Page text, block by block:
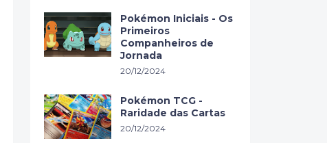
Pokémon Iniciais - Os
Primeiros
Companheiros de
Jornada
20/12/2024
Pokémon TCG -
Raridade das Cartas
20/12/2024